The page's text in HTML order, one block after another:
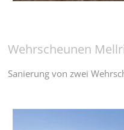
Wehrscheunen
Sanierung von zwei